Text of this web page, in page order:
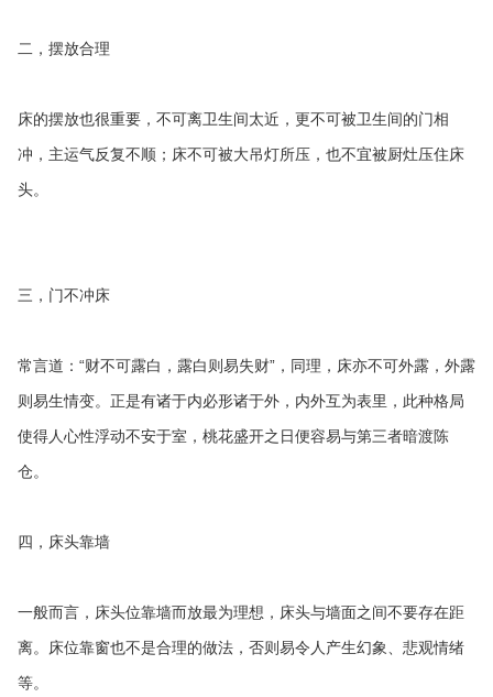
二，摆放合理
床的摆放也很重要，不可离卫生间太近，更不可被卫生间的门相
冲，主运气反复不顺；床不可被大吊灯所压，也不宜被厨灶压住床
头。
三，门不冲床
常言道：“财不可露白，露白则易失财”，同理，床亦不可外露，外露
则易生情变。正是有诸于内必形诸于外，内外互为表里，此种格局
使得人心性浮动不安于室，桃花盛开之日便容易与第三者暗渡陈
仓。
四，床头靠墙
一般而言，床头位靠墙而放最为理想，床头与墙面之间不要存在距
离。床位靠窗也不是合理的做法，否则易令人产生幻象、悲观情绪
等。